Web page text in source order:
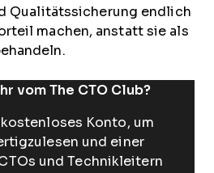
Qualitätssicherung endlich
machen, anstatt sie als
vom The CTO Club?
Konto, um
und einer
und Technikleitern